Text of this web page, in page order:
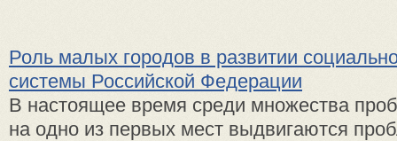
Роль малых городов в развитии
системы Российской Федерации
В настоящее время среди множества
на одно из первых мест выдвигаются